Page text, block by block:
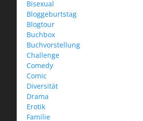
Bisexual
Bloggeburtstag
Blogtour
Buchbox
Buchvorstellung
Challenge
Comedy
Comic
Diversität
Drama
Erotik
Familie